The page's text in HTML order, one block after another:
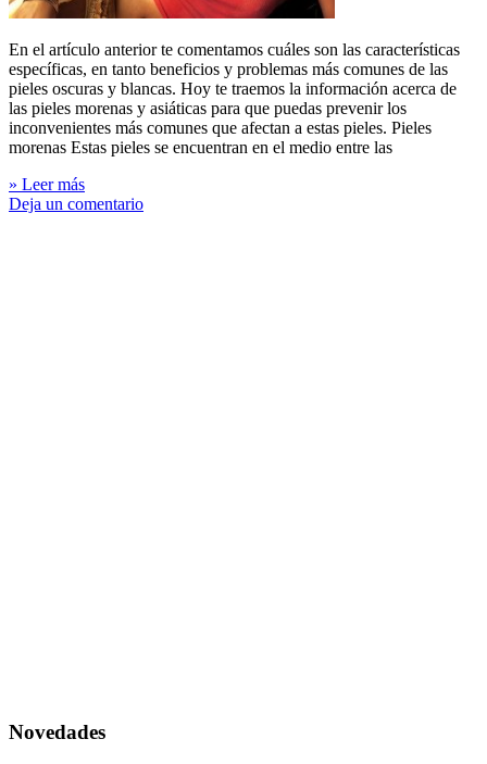
En el artículo anterior te comentamos cuáles son las características
específicas, en tanto beneficios y problemas más comunes de las
pieles oscuras y blancas. Hoy te traemos la información acerca de
las pieles morenas y asiáticas para que puedas prevenir los
inconvenientes más comunes que afectan a estas pieles. Pieles
morenas Estas pieles se encuentran en el medio entre las
» Leer más
Deja un comentario
Novedades